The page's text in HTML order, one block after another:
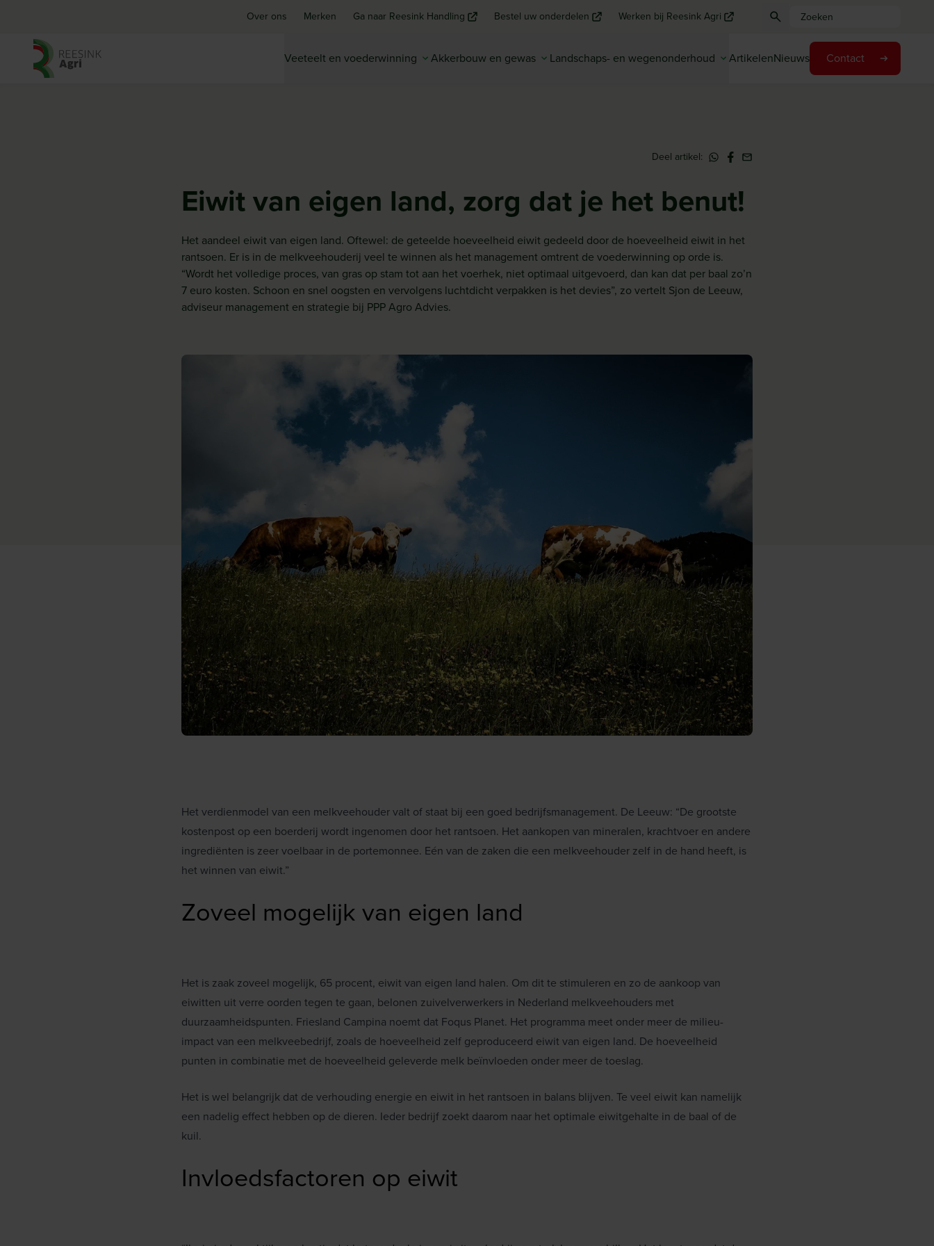
Over ons Merken Ga naar Reesink Handling Bestel uw onderdelen Werken bij Reesink Agri
Veeteelt en voederwinning Akkerbouw en gewas Landschaps- en wegenonderhoud ArtikelenNieuws Contact
Deel artikel:
Eiwit van eigen land, zorg dat je het benut!
Het aandeel eiwit van eigen land. Oftewel: de geteelde hoeveelheid eiwit gedeeld door de hoeveelheid eiwit in het
rantsoen. Er is in de melkveehouderij veel te winnen als het management omtrent de voederwinning op orde is.
“Wordt het volledige proces, van gras op stam tot aan het voerhek, niet optimaal uitgevoerd, dan kan dat per baal zo’n
7 euro kosten. Schoon en snel oogsten en vervolgens luchtdicht verpakken is het devies”, zo vertelt Sjon de Leeuw,
adviseur management en strategie bij PPP Agro Advies.
Het verdienmodel van een melkveehouder valt of staat bij een goed bedrijfsmanagement. De Leeuw: “De grootste
kostenpost op een boerderij wordt ingenomen door het rantsoen. Het aankopen van mineralen, krachtvoer en andere
ingrediënten is zeer voelbaar in de portemonnee. Eén van de zaken die een melkveehouder zelf in de hand heeft, is
het winnen van eiwit.”
Zoveel mogelijk van eigen land
Het is zaak zoveel mogelijk, 65 procent, eiwit van eigen land halen. Om dit te stimuleren en zo de aankoop van
eiwitten uit verre oorden tegen te gaan, belonen zuivelverwerkers in Nederland melkveehouders met
duurzaamheidspunten. Friesland Campina noemt dat Foqus Planet. Het programma meet onder meer de milieu-
impact van een melkveebedrijf, zoals de hoeveelheid zelf geproduceerd eiwit van eigen land. De hoeveelheid
punten in combinatie met de hoeveelheid geleverde melk beïnvloeden onder meer de toeslag.
Het is wel belangrijk dat de verhouding energie en eiwit in het rantsoen in balans blijven. Te veel eiwit kan namelijk
een nadelig effect hebben op de dieren. Ieder bedrijf zoekt daarom naar het optimale eiwitgehalte in de baal of de
kuil.
Invloedsfactoren op eiwit